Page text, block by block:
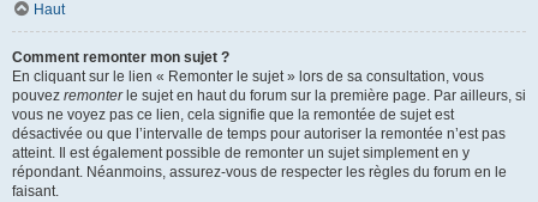
Haut
Comment remonter mon sujet ?
En cliquant sur le lien « Remonter le sujet » lors de sa consultation, vous
pouvez remonterle sujet en haut du forum sur la première page. Par ailleurs, si
vous ne voyez pas ce lien, cela signifie que la remontée de sujet est
désactivée ou que l’intervalle de temps pour autoriser la remontée n’est pas
atteint. Il est également possible de remonter un sujet simplement en y
répondant. Néanmoins, assurez-vous de respecter les règles du forum en le
faisant.